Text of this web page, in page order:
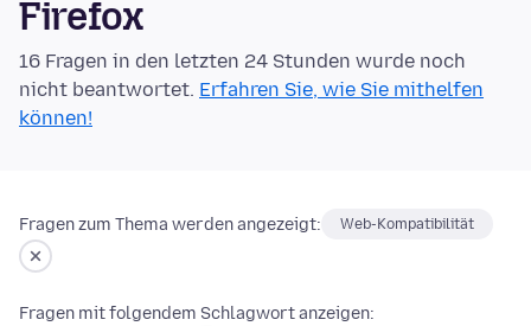
Firefox
16 Fragen in den letzten 24 Stunden wurde noch
nicht beantwortet. Erfahren Sie, wie Sie mithelfen
können!
Fragen zum Thema werden angezeigt: Web-Kompatibilität
Fragen mit folgendem Schlagwort anzeigen: